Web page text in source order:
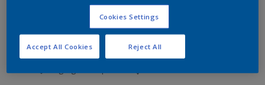
Por favor, visite su tienda más cercana.
Cookies Settings
Reject All
Accept All Cookies